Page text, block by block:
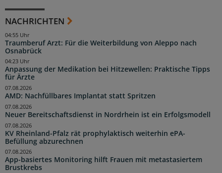
NACHRICHTEN
Traumberuf Arzt: Für die Weiterbildung von Aleppo nach
Osnabrück
04:55 Uhr
Anpassung der Medikation bei Hitzewellen: Praktische Tipps
für Ärzte
04:23 Uhr
AMD: Nachfüllbares Implantat statt Spritzen
07.08.2026
Neuer Bereitschaftsdienst in Nordrhein ist ein Erfolgsmodell
07.08.2026
KV Rheinland-Pfalz rät prophylaktisch weiterhin ePA-
Befüllung abzurechnen
07.08.2026
App-basiertes Monitoring hilft Frauen mit metastasiertem
Brustkrebs
07.08.2026